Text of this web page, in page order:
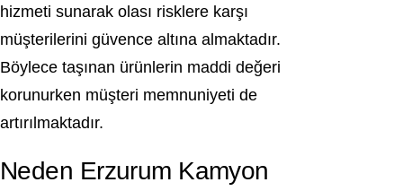
hizmeti sunarak olası risklere karşı
müşterilerini güvence altına almaktadır.
Böylece taşınan ürünlerin maddi değeri
korunurken müşteri memnuniyeti de
artırılmaktadır.
Neden Erzurum Kamyon